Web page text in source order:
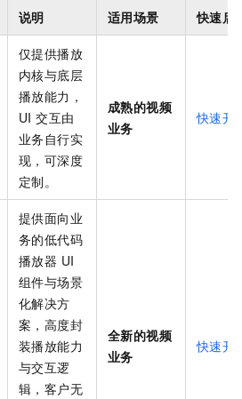
说明 适用场景 快速启
仅提供播放
内核与底层
播放能力，
UI 交互由
业务自行实
现，可深度
定制。
成熟的视频
业务
快速开
提供面向业
务的低代码
播放器 UI
组件与场景
化解决方
案，高度封
装播放能力
与交互逻
辑，客户无
全新的视频
业务
快速开